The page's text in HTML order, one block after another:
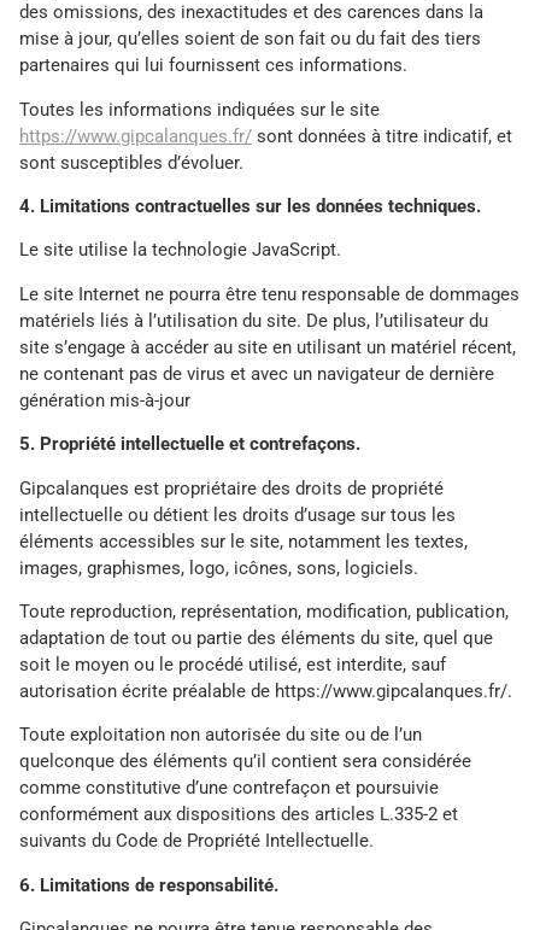
des omissions, des inexactitudes et des carences dans la
mise à jour, qu’elles soient de son fait ou du fait des tiers
partenaires qui lui fournissent ces informations.
Toutes les informations indiquées sur le site
https://www.gipcalanques.fr/ sont données à titre indicatif, et
sont susceptibles d’évoluer.
4. Limitations contractuelles sur les données techniques.
Le site utilise la technologie JavaScript.
Le site Internet ne pourra être tenu responsable de dommages
matériels liés à l’utilisation du site. De plus, l’utilisateur du
site s’engage à accéder au site en utilisant un matériel récent,
ne contenant pas de virus et avec un navigateur de dernière
génération mis-à-jour
5. Propriété intellectuelle et contrefaçons.
Gipcalanques est propriétaire des droits de propriété
intellectuelle ou détient les droits d’usage sur tous les
éléments accessibles sur le site, notamment les textes,
images, graphismes, logo, icônes, sons, logiciels.
Toute reproduction, représentation, modification, publication,
adaptation de tout ou partie des éléments du site, quel que
soit le moyen ou le procédé utilisé, est interdite, sauf
autorisation écrite préalable de https://www.gipcalanques.fr/.
Toute exploitation non autorisée du site ou de l’un
quelconque des éléments qu’il contient sera considérée
comme constitutive d’une contrefaçon et poursuivie
conformément aux dispositions des articles L.335-2 et
suivants du Code de Propriété Intellectuelle.
6. Limitations de responsabilité.